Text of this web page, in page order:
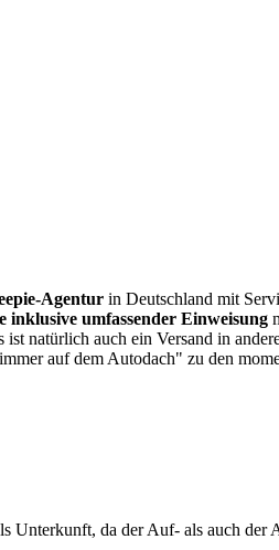
Agentur in Deutschland mit
inklusive umfassender Einweisung
natürlich auch ein Versand in
auf dem Autodach" zu den
Unterkunft, da der Auf- als auch